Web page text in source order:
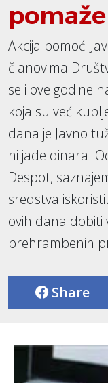
Akcija pomoći
članovima
se i ove godine
koja su već
dana je Javno
hiljade dinara.
Despot,
sredstva
ovih dana dobiti
prehrambenih
Share